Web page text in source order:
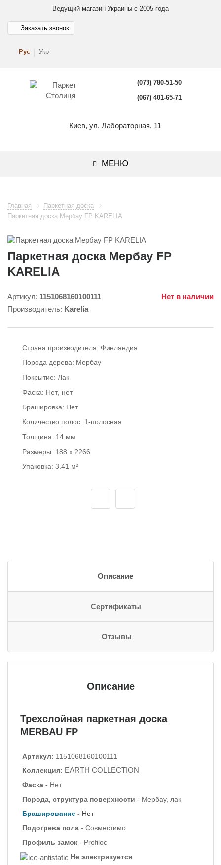
Ведущий магазин Украины с 2005 года
Рус Укр
Заказать звонок
(073) 780-51-50
(067) 401-65-71
Киев, ул. Лабораторная, 11
МЕНЮ
Главная
Паркетная доска
Паркетная доска Мербау FP KARELIA
Паркетная доска Мербау FP
KARELIA
Артикул: 1151068160100111
Нет в наличии
Производитель: Karelia
Страна производителя: Финляндия
Порода дерева: Мербау
Покрытие: Лак
Фаска: Нет нет
Брашировка: Нет
Количество полос: 1-полосная
Толщина: 14 мм
Размеры: 188 x 2266
Упаковка: 3.41 м²
Описание
Сертификаты
Отзывы
Описание
Трехслойная паркетная доска
MERBAU FP
Артикул: 1151068160100111
Коллекция: EARTH COLLECTION
Фаска - Нет
Порода, структура поверхности - Мербау, лак
Браширование - Нет
Подогрева пола - Совместимо
Профиль замок - Profiloc
Не электризуется